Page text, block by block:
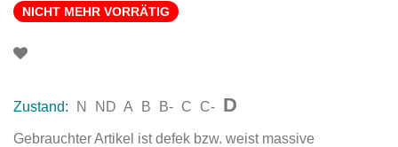
NICHT MEHR VORRÄTIG
Zustand: N ND A B B- C C- D
Gebrauchter Artikel ist defek bzw. weist massive